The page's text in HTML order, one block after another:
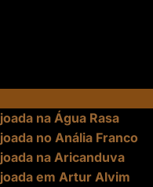
na Água Rasa
no Anália Franco
na Aricanduva
em Artur Alvim